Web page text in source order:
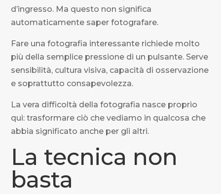
d’ingresso. Ma questo non significa
automaticamente saper fotografare.
Fare una fotografia interessante richiede molto
più della semplice pressione di un pulsante. Serve
sensibilità, cultura visiva, capacità di osservazione
e soprattutto consapevolezza.
La vera difficoltà della fotografia nasce proprio
qui: trasformare ciò che vediamo in qualcosa che
abbia significato anche per gli altri.
La tecnica non
basta